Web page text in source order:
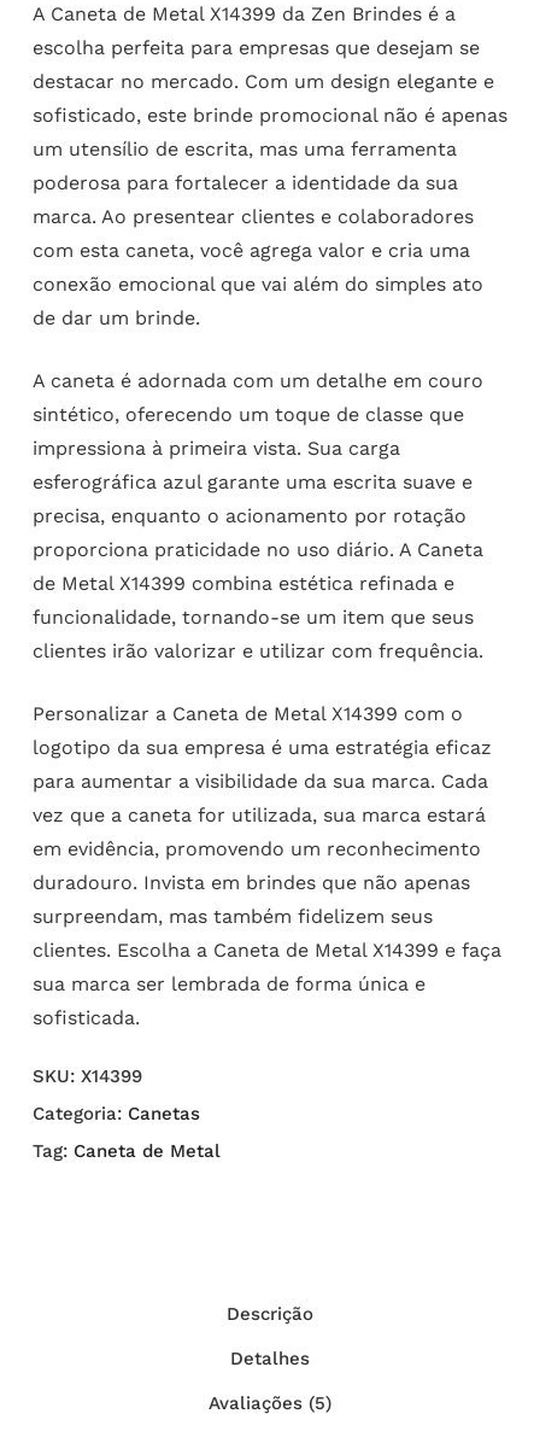
A Caneta de Metal X14399 da Zen Brindes é a
escolha perfeita para empresas que desejam se
destacar no mercado. Com um design elegante e
sofisticado, este brinde promocional não é apenas
um utensílio de escrita, mas uma ferramenta
poderosa para fortalecer a identidade da sua
marca. Ao presentear clientes e colaboradores
com esta caneta, você agrega valor e cria uma
conexão emocional que vai além do simples ato
de dar um brinde.
A caneta é adornada com um detalhe em couro
sintético, oferecendo um toque de classe que
impressiona à primeira vista. Sua carga
esferográfica azul garante uma escrita suave e
precisa, enquanto o acionamento por rotação
proporciona praticidade no uso diário. A Caneta
de Metal X14399 combina estética refinada e
funcionalidade, tornando-se um item que seus
clientes irão valorizar e utilizar com frequência.
Personalizar a Caneta de Metal X14399 com o
logotipo da sua empresa é uma estratégia eficaz
para aumentar a visibilidade da sua marca. Cada
vez que a caneta for utilizada, sua marca estará
em evidência, promovendo um reconhecimento
duradouro. Invista em brindes que não apenas
surpreendam, mas também fidelizem seus
clientes. Escolha a Caneta de Metal X14399 e faça
sua marca ser lembrada de forma única e
sofisticada.
SKU: X14399
Categoria: Canetas
Tag: Caneta de Metal
Descrição
Detalhes
Avaliações (5)